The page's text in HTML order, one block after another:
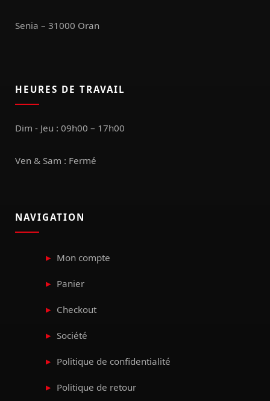
Senia – 31000 Oran
HEURES DE TRAVAIL
Dim - Jeu : 09h00 – 17h00
Ven & Sam : Fermé
NAVIGATION
Mon compte
Panier
Checkout
Société
Politique de confidentialité
Politique de retour